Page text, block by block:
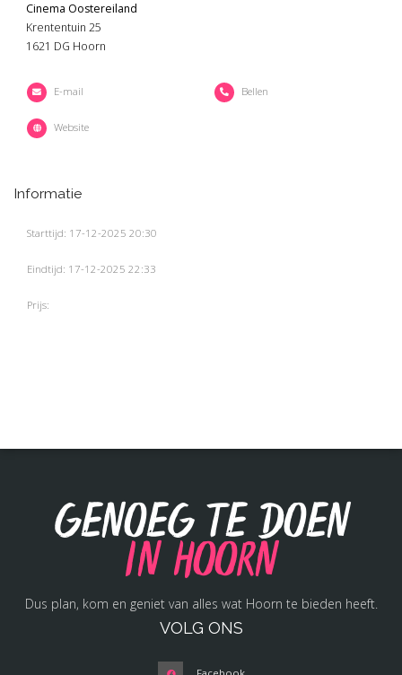
Cinema Oostereiland
Krententuin 25
1621 DG Hoorn
E-mail Bellen
Website
Informatie
Starttijd: 17-12-2025 20:30
Eindtijd: 17-12-2025 22:33
Prijs:
Genoeg te doen
in Hoorn
Dus plan, kom en geniet van alles wat Hoorn te bieden heeft.
VOLG ONS